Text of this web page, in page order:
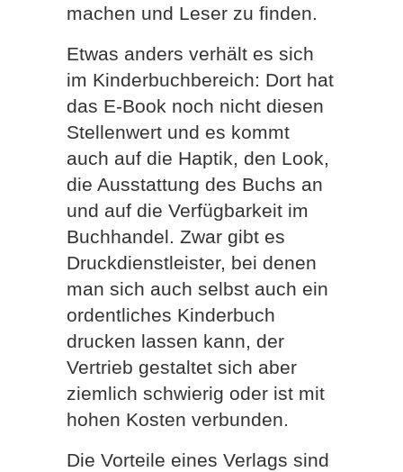
machen und Leser zu finden.
Etwas anders verhält es sich
im Kinderbuchbereich: Dort hat
das E-Book noch nicht diesen
Stellenwert und es kommt
auch auf die Haptik, den Look,
die Ausstattung des Buchs an
und auf die Verfügbarkeit im
Buchhandel. Zwar gibt es
Druckdienstleister, bei denen
man sich auch selbst auch ein
ordentliches Kinderbuch
drucken lassen kann, der
Vertrieb gestaltet sich aber
ziemlich schwierig oder ist mit
hohen Kosten verbunden.
Die Vorteile eines Verlags sind